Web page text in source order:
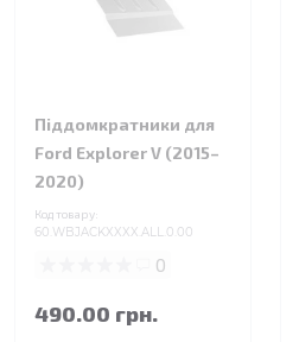
Піддомкратники для
Ford Explorer V (2015–
2020)
Код товару:
60.WBJACKXXXX.ALL.0.00
0
490.00 грн.